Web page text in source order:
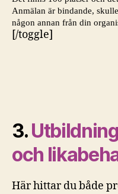
[/toggle]
3.
och
Här hittar du både